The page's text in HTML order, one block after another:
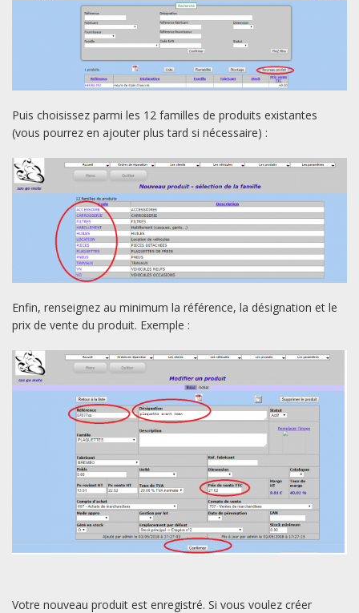
Puis choisissez parmi les 12 familles de produits existantes
(vous pourrez en ajouter plus tard si nécessaire) :
Enfin, renseignez au minimum la référence, la désignation et le
prix de vente du produit. Exemple :
Votre nouveau produit est enregistré. Si vous voulez créer